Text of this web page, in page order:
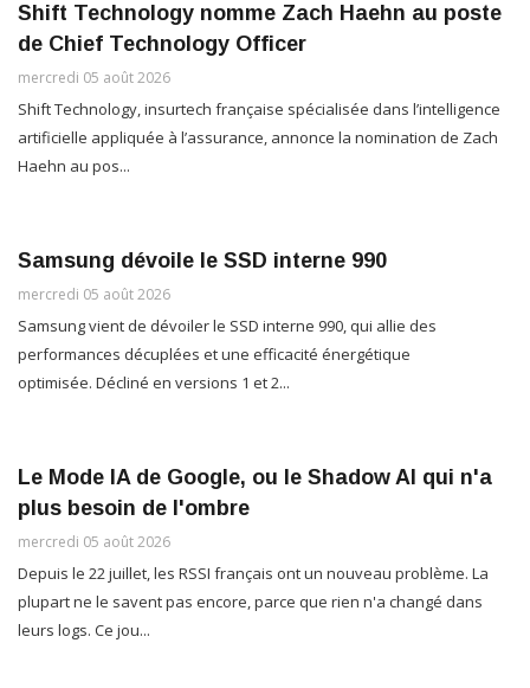
Shift Technology nomme Zach Haehn au poste
de Chief Technology Officer
mercredi 05 août 2026
Shift Technology, insurtech française spécialisée dans l’intelligence
artificielle appliquée à l’assurance, annonce la nomination de Zach
Haehn au pos...
Samsung dévoile le SSD interne 990
mercredi 05 août 2026
Samsung vient de dévoiler le SSD interne 990, qui allie des
performances décuplées et une efficacité énergétique
optimisée. Décliné en versions 1 et 2...
Le Mode IA de Google, ou le Shadow AI qui n'a
plus besoin de l'ombre
mercredi 05 août 2026
Depuis le 22 juillet, les RSSI français ont un nouveau problème. La
plupart ne le savent pas encore, parce que rien n'a changé dans
leurs logs. Ce jou...